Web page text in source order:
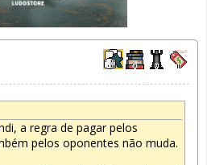
a regra de pagar pelos
pelos oponentes não muda.